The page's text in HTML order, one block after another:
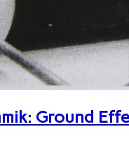
Ground